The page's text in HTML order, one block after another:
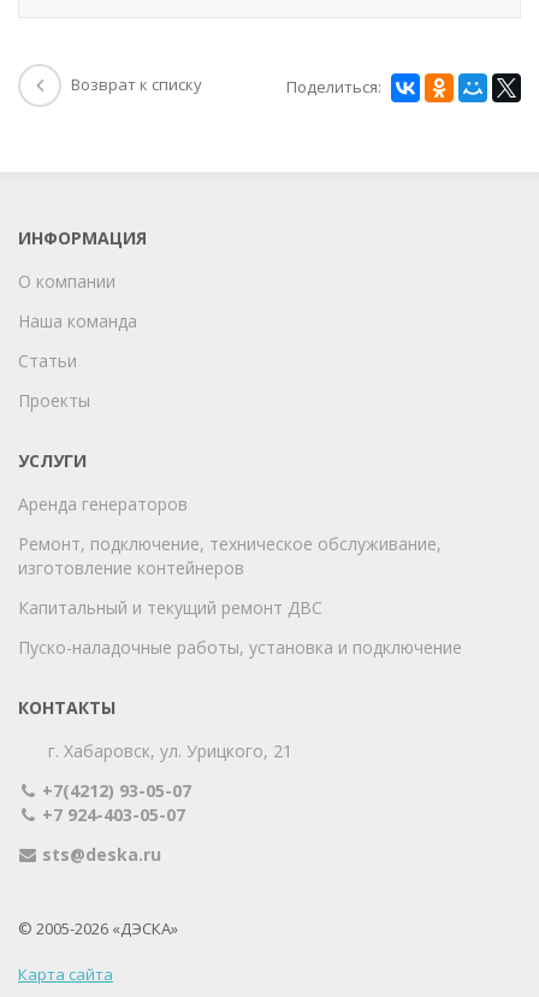
Возврат к списку Поделиться:
ИНФОРМАЦИЯ
О компании
Наша команда
Статьи
Проекты
УСЛУГИ
Аренда генераторов
Ремонт, подключение, техническое обслуживание,
изготовление контейнеров
Капитальный и текущий ремонт ДВС
Пуско-наладочные работы, установка и подключение
КОНТАКТЫ
г. Хабаровск, ул. Урицкого, 21
+7(4212) 93-05-07
+7 924-403-05-07
sts@deska.ru
© 2005-2026 «ДЭСКА»
Карта сайта